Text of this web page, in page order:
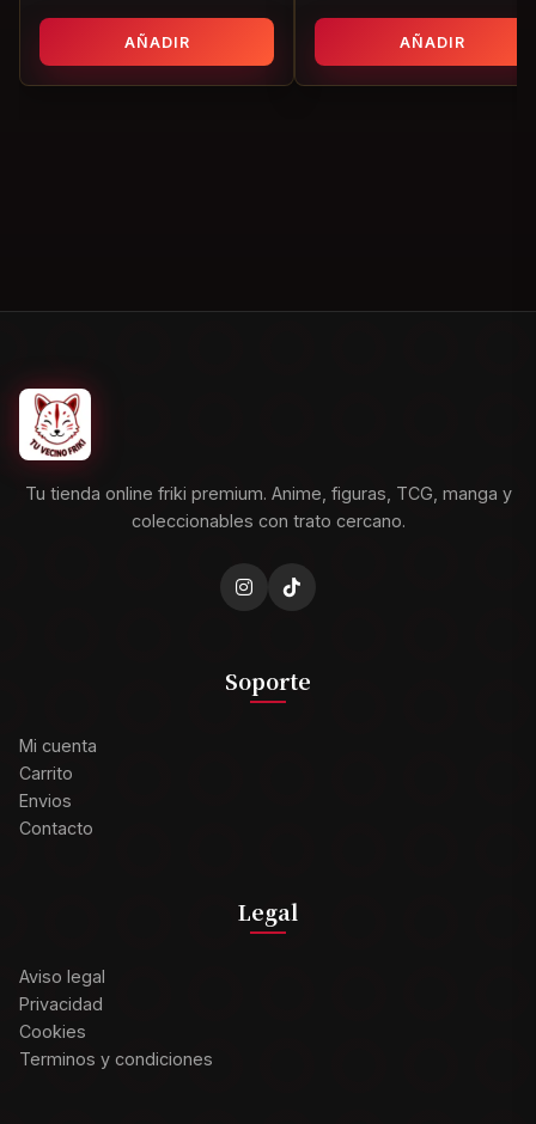
AÑADIR AÑADIR
Tu tienda online friki premium. Anime, figuras, TCG, manga y
coleccionables con trato cercano.
Soporte
Mi cuenta
Carrito
Envios
Contacto
Legal
Aviso legal
Privacidad
Cookies
Terminos y condiciones